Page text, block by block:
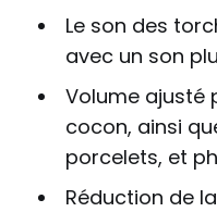
Le son des
avec un son
Volume ajusté
cocon, ainsi
porcelets, et
Réduction de